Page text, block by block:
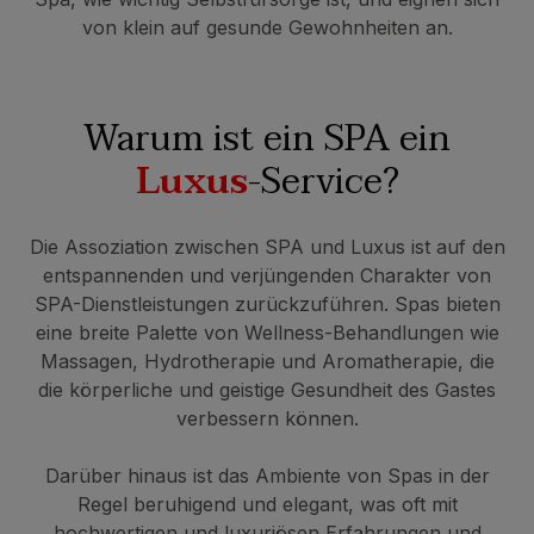
von klein auf gesunde Gewohnheiten an.
Warum ist ein SPA ein
Luxus-Service?
Die Assoziation zwischen SPA und Luxus ist auf den
entspannenden und verjüngenden Charakter von
SPA-Dienstleistungen zurückzuführen. Spas bieten
eine breite Palette von Wellness-Behandlungen wie
Massagen, Hydrotherapie und Aromatherapie, die
die körperliche und geistige Gesundheit des Gastes
verbessern können.
Darüber hinaus ist das Ambiente von Spas in der
Regel beruhigend und elegant, was oft mit